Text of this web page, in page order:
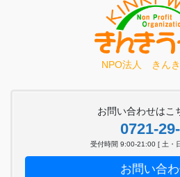
NPO法人 きん
お問い合わせはこ
0721-
受付時間 9:00-21:00 [ 土・
お問い合